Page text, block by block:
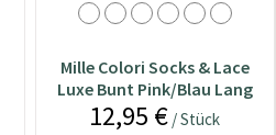
Mille Colori Socks & Lace
Luxe Bunt Pink/Blau Lang
Yarns Wolle
12,95 € / Stück